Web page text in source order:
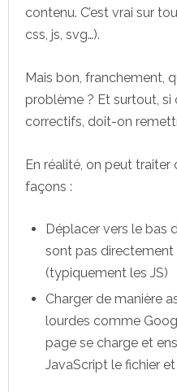
contenu. C’est vrai sur
css, js, svg…).
Mais bon, franchement,
problème ? Et surtout, si
correctifs, doit-on
En réalité, on peut
façons :
Déplacer vers le bas
sont pas directement
(typiquement les JS)
Charger de manière
lourdes comme
page se charge et
JavaScript le fichier